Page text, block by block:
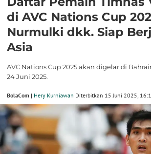
di AVC Nations Cup
Nurmulki dkk. Siap
Asia
AVC Nations Cup 2025 akan digelar di
24 Juni 2025.
BolaCom | Hery Kurniawan Diterbitkan 15 Juni 2025,